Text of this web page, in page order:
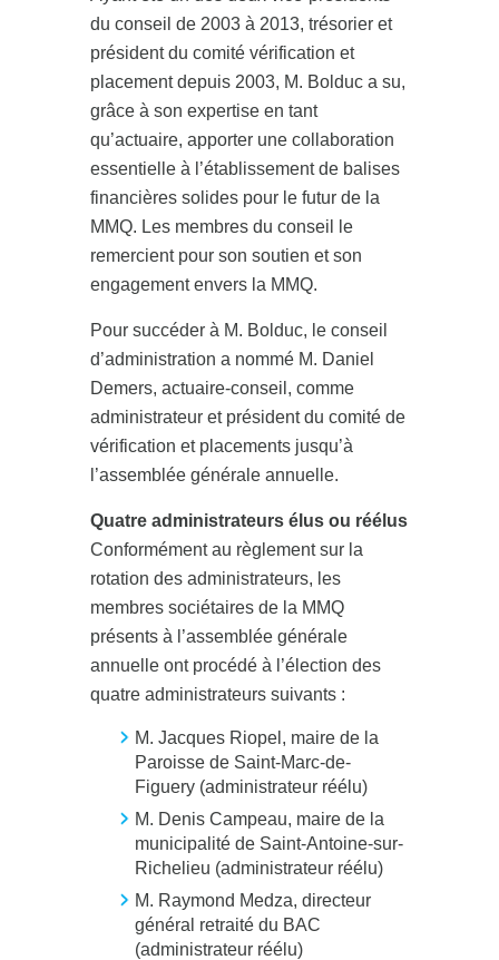
du conseil de 2003 à 2013, trésorier et
président du comité vérification et
placement depuis 2003, M. Bolduc a su,
grâce à son expertise en tant
qu’actuaire, apporter une collaboration
essentielle à l’établissement de balises
financières solides pour le futur de la
MMQ. Les membres du conseil le
remercient pour son soutien et son
engagement envers la MMQ.
Pour succéder à M. Bolduc, le conseil
d’administration a nommé M. Daniel
Demers, actuaire-conseil, comme
administrateur et président du comité de
vérification et placements jusqu’à
l’assemblée générale annuelle.
Quatre administrateurs élus ou réélus
Conformément au règlement sur la
rotation des administrateurs, les
membres sociétaires de la MMQ
présents à l’assemblée générale
annuelle ont procédé à l’élection des
quatre administrateurs suivants :
M. Jacques Riopel, maire de la
Paroisse de Saint-Marc-de-
Figuery (administrateur réélu)
M. Denis Campeau, maire de la
municipalité de Saint-Antoine-sur-
Richelieu (administrateur réélu)
M. Raymond Medza, directeur
général retraité du BAC
(administrateur réélu)